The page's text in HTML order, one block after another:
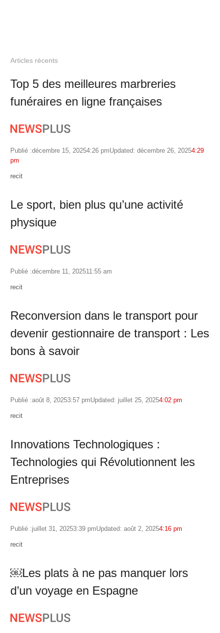
Articles récents
Top 5 des meilleures marbreries
funéraires en ligne françaises
Publié :décembre 15, 20254:26 pmUpdated: décembre 26, 20254:29
pm
Author
recit
Le sport, bien plus qu’une activité
physique
Publié :décembre 11, 202511:55 am
Author
recit
Reconversion dans le transport pour
devenir gestionnaire de transport : Les
bons à savoir
Publié :août 8, 20253:57 pmUpdated: juillet 25, 20254:02 pm
Author
recit
Innovations Technologiques :
Technologies qui Révolutionnent les
Entreprises
Publié :juillet 31, 20253:39 pmUpdated: août 2, 20254:16 pm
Author
recit
￼Les plats à ne pas manquer lors
d’un voyage en Espagne